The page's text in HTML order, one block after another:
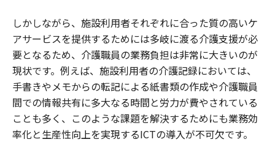
しかしながら、施設利用者それぞれに合った質の高いケ
アサービスを提供するためには多岐に渡る介護支援が必
要となるため、介護職員の業務負担は非常に大きいのが
現状です。例えば、施設利用者の介護記録においては、
手書きやメモからの転記による紙書類の作成や介護職員
間での情報共有に多大なる時間と労力が費やされている
ことも多く、このような課題を解決するためにも業務効
率化と生産性向上を実現するICTの導入が不可欠です。